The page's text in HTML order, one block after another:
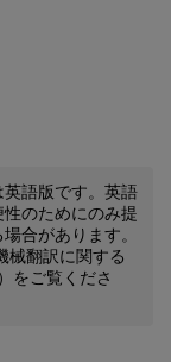
語版です。英語
のためにのみ提
合があります。
械翻訳に関する
をご覧くださ